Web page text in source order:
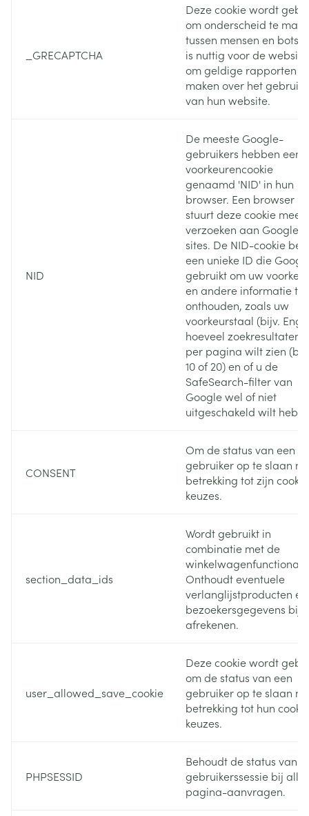
_GRECAPTCHA
Deze cookie wordt
om onderscheid te
tussen mensen en bots.
is nuttig voor de website
om geldige rapporten te
maken over het gebruik
van hun website.
NID
De meeste Google-
gebruikers hebben een
voorkeurencookie
genaamd 'NID' in hun
browser. Een browser
stuurt deze cookie mee
verzoeken aan Google-
sites. De NID-cookie
een unieke ID die
gebruikt om uw
en andere informatie te
onthouden, zoals uw
voorkeurstaal (bijv.
hoeveel zoekresultaten u
per pagina wilt zien
10 of 20) en of u de
SafeSearch-filter van
Google wel of niet
uitgeschakeld wilt
CONSENT
Om de status van een
gebruiker op te slaan
betrekking tot zijn
keuzes.
section_data_ids
Wordt gebruikt in
combinatie met de
Onthoudt eventuele
verlanglijstproducten en
bezoekersgegevens bij
afrekenen.
user_allowed_save_cookie
Deze cookie wordt
om de status van een
gebruiker op te slaan
betrekking tot hun
keuzes.
PHPSESSID
Behoudt de status van
gebruikerssessie bij alle
pagina-aanvragen.